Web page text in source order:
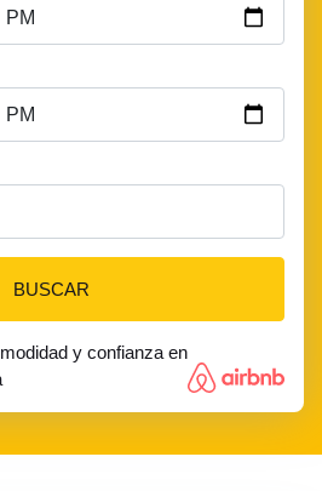
BUSCAR
y confianza en